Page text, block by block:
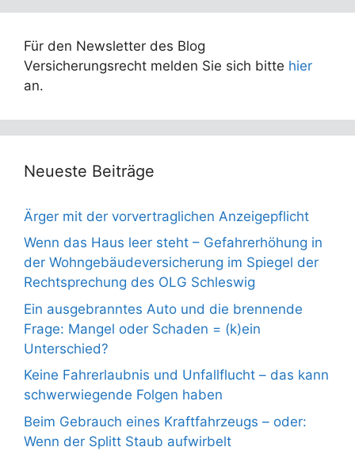
Für den Newsletter des Blog
Versicherungsrecht melden Sie sich bitte hier
an.
Neueste Beiträge
Ärger mit der vorvertraglichen Anzeigepflicht
Wenn das Haus leer steht – Gefahrerhöhung in
der Wohngebäudeversicherung im Spiegel der
Rechtsprechung des OLG Schleswig
Ein ausgebranntes Auto und die brennende
Frage: Mangel oder Schaden = (k)ein
Unterschied?
Keine Fahrerlaubnis und Unfallflucht – das kann
schwerwiegende Folgen haben
Beim Gebrauch eines Kraftfahrzeugs – oder:
Wenn der Splitt Staub aufwirbelt